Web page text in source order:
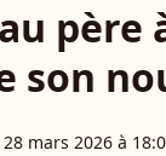
père
son
mars 2026 à